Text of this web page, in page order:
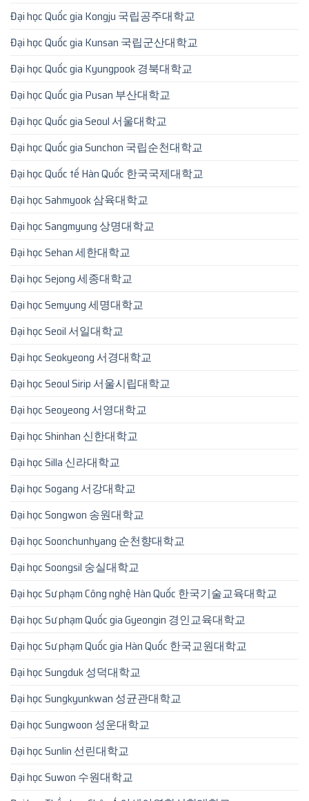
Đại học Quốc gia Kongju 국립공주대학교
Đại học Quốc gia Kunsan 국립군산대학교
Đại học Quốc gia Kyungpook 경북대학교
Đại học Quốc gia Pusan 부산대학교
Đại học Quốc gia Seoul 서울대학교
Đại học Quốc gia Sunchon 국립순천대학교
Đại học Quốc tế Hàn Quốc 한국국제대학교
Đại học Sahmyook 삼육대학교
Đại học Sangmyung 상명대학교
Đại học Sehan 세한대학교
Đại học Sejong 세종대학교
Đại học Semyung 세명대학교
Đại học Seoil 서일대학교
Đại học Seokyeong 서경대학교
Đại học Seoul Sirip 서울시립대학교
Đại học Seoyeong 서영대학교
Đại học Shinhan 신한대학교
Đại học Silla 신라대학교
Đại học Sogang 서강대학교
Đại học Songwon 송원대학교
Đại học Soonchunhyang 순천향대학교
Đại học Soongsil 숭실대학교
Đại học Sư phạm Công nghệ Hàn Quốc 한국기술교육대학교
Đại học Sư phạm Quốc gia Gyeongin 경인교육대학교
Đại học Sư phạm Quốc gia Hàn Quốc 한국교원대학교
Đại học Sungduk 성덕대학교
Đại học Sungkyunkwan 성균관대학교
Đại học Sungwoon 성운대학교
Đại học Sunlin 선린대학교
Đại học Suwon 수원대학교